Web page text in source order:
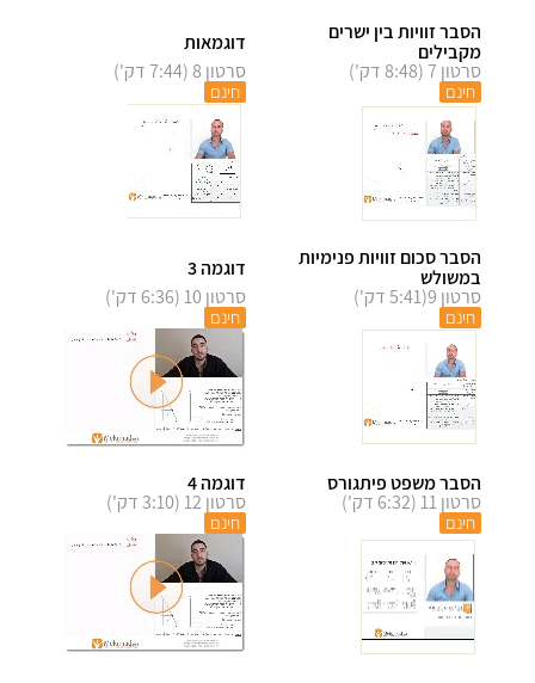
הסבר זוויות בין ישרים
מקבילים
סרטון 7 (8:48 דק')
חינם
דוגמאות
סרטון 8 (7:44 דק')
חינם
הסבר סכום זוויות פנימיות
במשולש
סרטון 9(5:41 דק')
חינם
דוגמה 3
סרטון 10 (6:36 דק')
חינם
הסבר משפט פיתגורס
סרטון 11 (6:32 דק')
חינם
דוגמה 4
סרטון 12 (3:10 דק')
חינם